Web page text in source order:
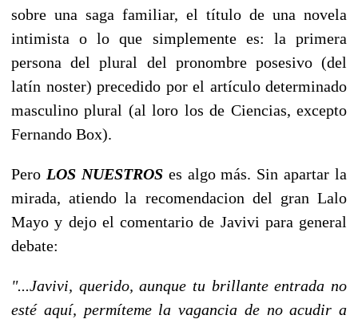
sobre una saga familiar, el título de una novela
intimista o lo que simplemente es: la primera
persona del plural del pronombre posesivo (del
latín noster) precedido por el artículo determinado
masculino plural (al loro los de Ciencias, excepto
Fernando Box).
Pero LOS NUESTROSes algo más. Sin apartar la
mirada, atiendo la recomendacion del gran Lalo
Mayo y dejo el comentario de Javivi para general
debate:
"...Javivi, querido, aunque tu brillante entrada no
esté aquí, permíteme la vagancia de no acudir a